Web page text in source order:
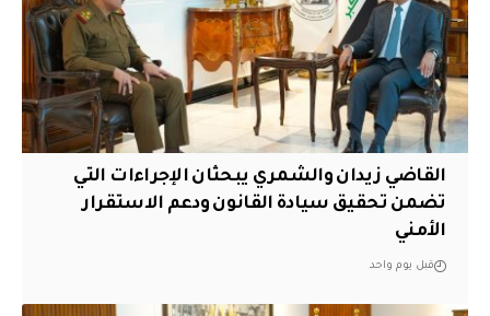
القاضي زيدان والشمري يبحثان الإجراءات التي
تضمن تحقيق سيادة القانون ودعم الاستقرار
الأمني
قبل يوم واحد